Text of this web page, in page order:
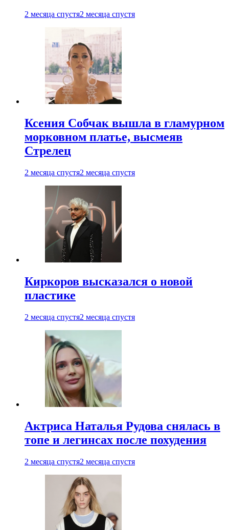
2 месяца спустя2 месяца спустя
Ксения Собчак вышла в гламурном
морковном платье, высмеяв
Стрелец
2 месяца спустя2 месяца спустя
Киркоров высказался о новой
пластике
2 месяца спустя2 месяца спустя
Актриса Наталья Рудова снялась в
топе и легинсах после похудения
2 месяца спустя2 месяца спустя